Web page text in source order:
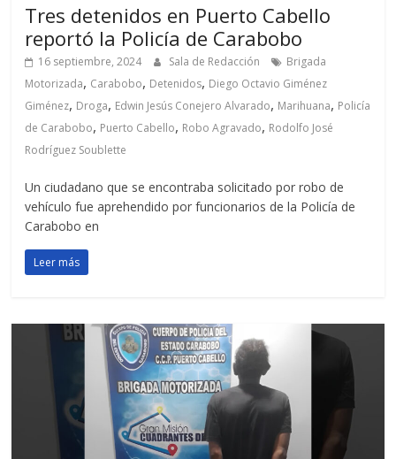
Tres detenidos en Puerto Cabello
reportó la Policía de Carabobo
16 septiembre, 2024 Sala de Redacción
Brigada
Motorizada, Carabobo, Detenidos, Diego Octavio Giménez
Giménez, Droga, Edwin Jesús Conejero Alvarado, Marihuana, Policía
de Carabobo, Puerto Cabello, Robo Agravado, Rodolfo José
Rodríguez Soublette
Un ciudadano que se encontraba solicitado por robo de
vehículo fue aprehendido por funcionarios de la Policía de
Carabobo en
Leer más